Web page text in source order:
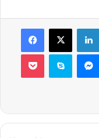
Facebook
X
Pocket Skype